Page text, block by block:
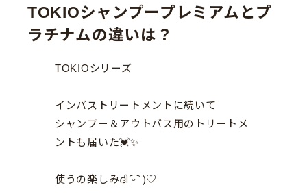
TOKIOシャンプープレミアムとプ
ラチナムの違いは？
TOKIOシリーズ
インバストリートメントに続いて
シャンプー＆アウトバス用のトリートメ
ントも届いた💓✨
使うの楽しみദി ᷇ᵕ ᷆ )♡